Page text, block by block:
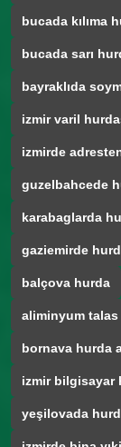
bucada kılıma
bucada sarı
bayraklıda
izmir varil
izmirde
guzelbahcede
karabaglarda
gaziemirde
balçova hurda
aliminyum
bornava hurda
izmir bilgisayar
yeşilovada